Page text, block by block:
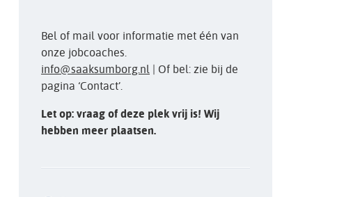
Bel of mail voor informatie met één van
onze jobcoaches.
info@saaksumborg.nl | Of bel: zie bij de
pagina ‘Contact’.
Let op: vraag of deze plek vrij is! Wij
hebben meer plaatsen.